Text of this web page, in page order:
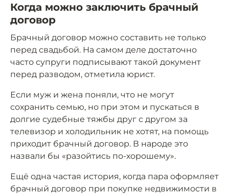
Когда можно заключить брачный
договор
Брачный договор можно составить не только
перед свадьбой. На самом деле достаточно
часто супруги подписывают такой документ
перед разводом, отметила юрист.
Если муж и жена поняли, что не могут
сохранить семью, но при этом и пускаться в
долгие судебные тяжбы друг с другом за
телевизор и холодильник не хотят, на помощь
приходит брачный договор. В народе это
назвали бы «разойтись по-хорошему».
Ещё одна частая история, когда пара оформляет
брачный договор при покупке недвижимости в